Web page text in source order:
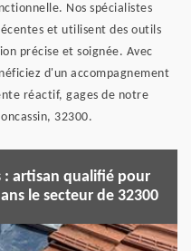
Nos spécialistes
et utilisent des outils
précise et soignée. Avec
d'un accompagnement
réactif, gages de notre
32300.
: artisan qualifié pour
le secteur de 32300